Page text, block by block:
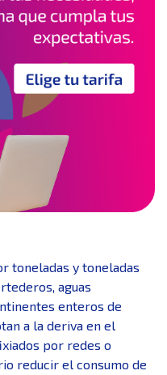
toneladas y toneladas
aguas
enteros de
a la deriva en el
por redes o
reducir el consumo de